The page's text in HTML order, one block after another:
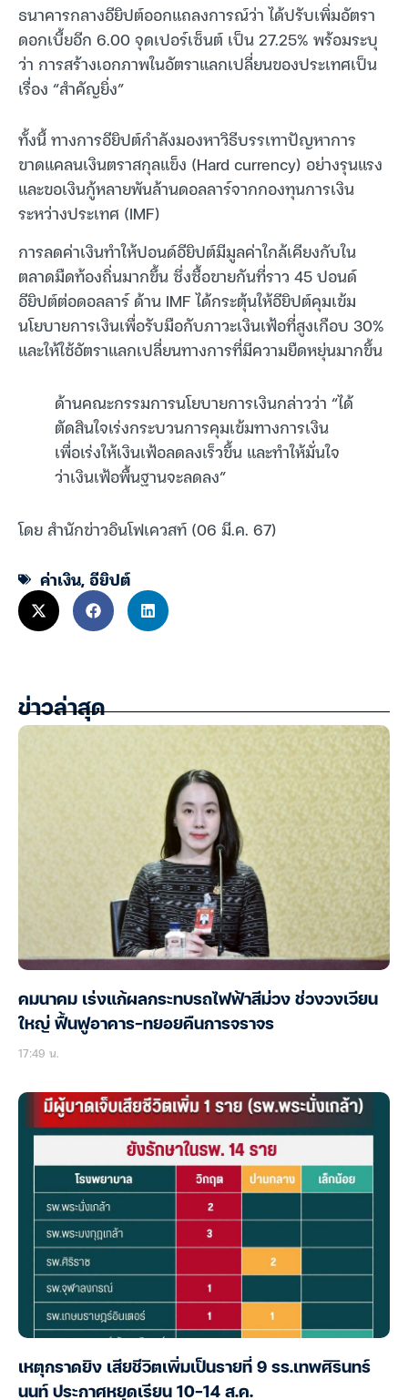
ธนาคารกลางอียิปต์ออกแถลงการณ์ว่า ได้ปรับเพิ่มอัตรา
ดอกเบี้ยอีก 6.00 จุดเปอร์เซ็นต์ เป็น 27.25% พร้อมระบุ
ว่า การสร้างเอกภาพในอัตราแลกเปลี่ยนของประเทศเป็น
เรื่อง “สำคัญยิ่ง”
ทั้งนี้ ทางการอียิปต์กำลังมองหาวิธีบรรเทาปัญหาการ
ขาดแคลนเงินตราสกุลแข็ง (Hard currency) อย่างรุนแรง
และขอเงินกู้หลายพันล้านดอลลาร์จากกองทุนการเงิน
ระหว่างประเทศ (IMF)
การลดค่าเงินทำให้ปอนด์อียิปต์มีมูลค่าใกล้เคียงกับใน
ตลาดมืดท้องถิ่นมากขึ้น ซึ่งซื้อขายกันที่ราว 45 ปอนด์
อียิปต์ต่อดอลลาร์ ด้าน IMF ได้กระตุ้นให้อียิปต์คุมเข้ม
นโยบายการเงินเพื่อรับมือกับภาวะเงินเฟ้อที่สูงเกือบ 30%
และให้ใช้อัตราแลกเปลี่ยนทางการที่มีความยืดหยุ่นมากขึ้น
ด้านคณะกรรมการนโยบายการเงินกล่าวว่า “ได้
ตัดสินใจเร่งกระบวนการคุมเข้มทางการเงิน
เพื่อเร่งให้เงินเฟ้อลดลงเร็วขึ้น และทำให้มั่นใจ
ว่าเงินเฟ้อพื้นฐานจะลดลง”
โดย สำนักข่าวอินโฟเควสท์ (06 มี.ค. 67)
ค่าเงิน,อียิปต์
ข่าวล่าสุด
คมนาคม เร่งแก้ผลกระทบรถไฟฟ้าสีม่วง ช่วงวงเวียน
ใหญ่ ฟื้นฟูอาคาร-ทยอยคืนการจราจร
17:49 น.
เหตุกราดยิง เสียชีวิตเพิ่มเป็นรายที่ 9 รร.เทพศิรินทร์
นนท์ ประกาศหยุดเรียน 10-14 ส.ค.